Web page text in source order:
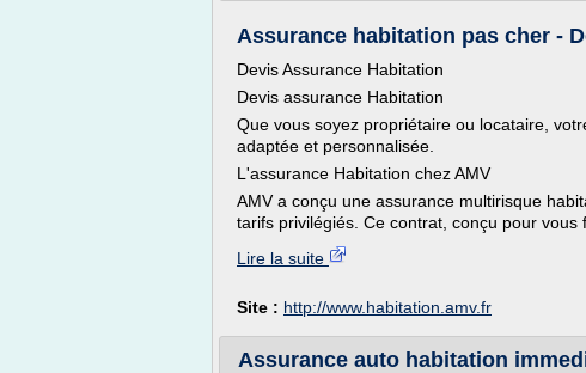
Assurance habitation pas cher -
Devis Assurance Habitation
Devis assurance Habitation
Que vous soyez propriétaire ou locataire,
adaptée et personnalisée.
L'assurance Habitation chez AMV
AMV a conçu une assurance multirisque
tarifs privilégiés. Ce contrat, conçu pour vous
Lire la suite
Site : http://www.habitation.amv.fr
Assurance auto habitation